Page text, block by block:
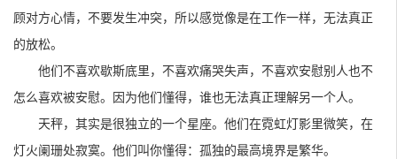
顾对方心情，不要发生冲突，所以感觉像是在工作一样，无法真正
的放松。
他们不喜欢歇斯底里，不喜欢痛哭失声，不喜欢安慰别人也不
怎么喜欢被安慰。因为他们懂得，谁也无法真正理解另一个人。
天秤，其实是很独立的一个星座。他们在霓虹灯影里微笑，在
灯火阑珊处寂寞。他们叫你懂得：孤独的最高境界是繁华。